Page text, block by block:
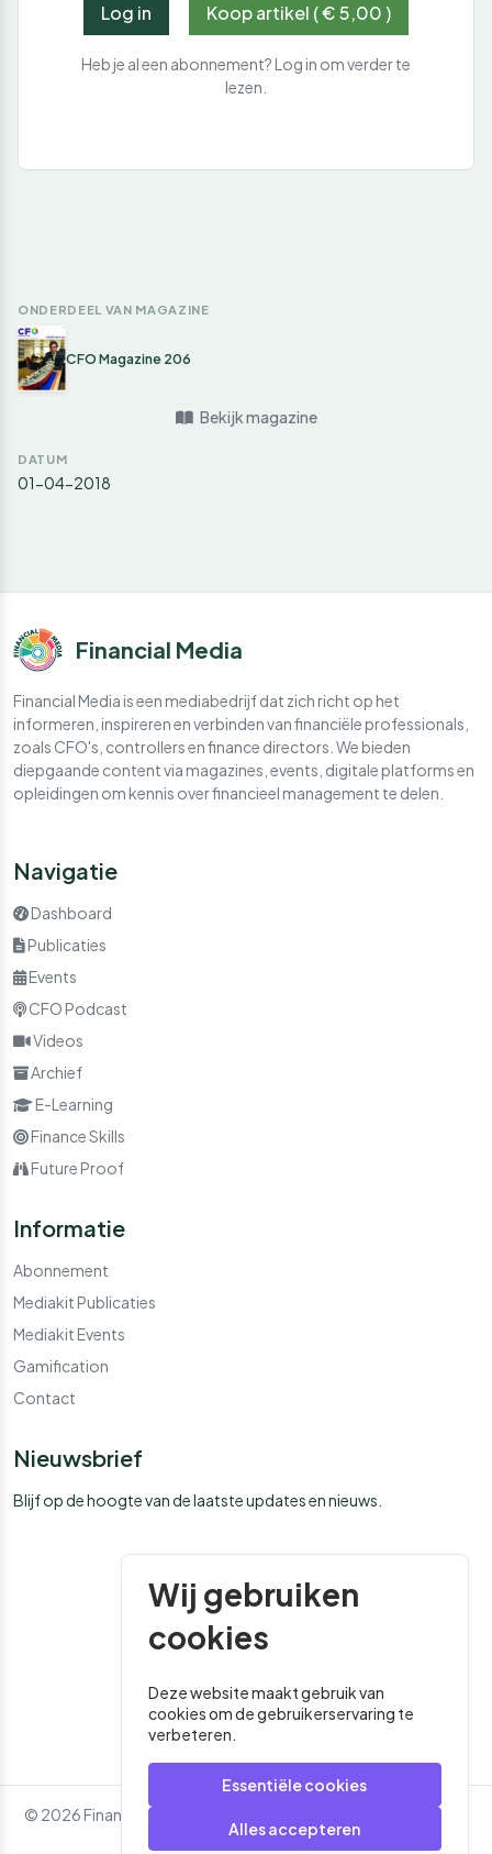
Wij gebruiken
cookies
Deze website maakt gebruik van
cookies om de gebruikerservaring te
verbeteren.
Essentiële cookies
Alles accepteren
Log in Koop artikel ( € 5,00 )
Heb je al een abonnement? Log in om verder te
lezen.
ONDERDEEL VAN MAGAZINE
CFO Magazine 206
Bekijk magazine
DATUM
01-04-2018
Financial Media
Financial Media is een mediabedrijf dat zich richt op het
informeren, inspireren en verbinden van financiële professionals,
zoals CFO's, controllers en finance directors. We bieden
diepgaande content via magazines, events, digitale platforms en
opleidingen om kennis over financieel management te delen.
Navigatie
Dashboard
Publicaties
Events
CFO Podcast
Videos
Archief
E-Learning
Finance Skills
Future Proof
Informatie
Abonnement
Mediakit Publicaties
Mediakit Events
Gamification
Contact
Nieuwsbrief
Blijf op de hoogte van de laatste updates en nieuws.
© 2026 Financial Media. Alle rechten voorbehouden. - Website
Roger That